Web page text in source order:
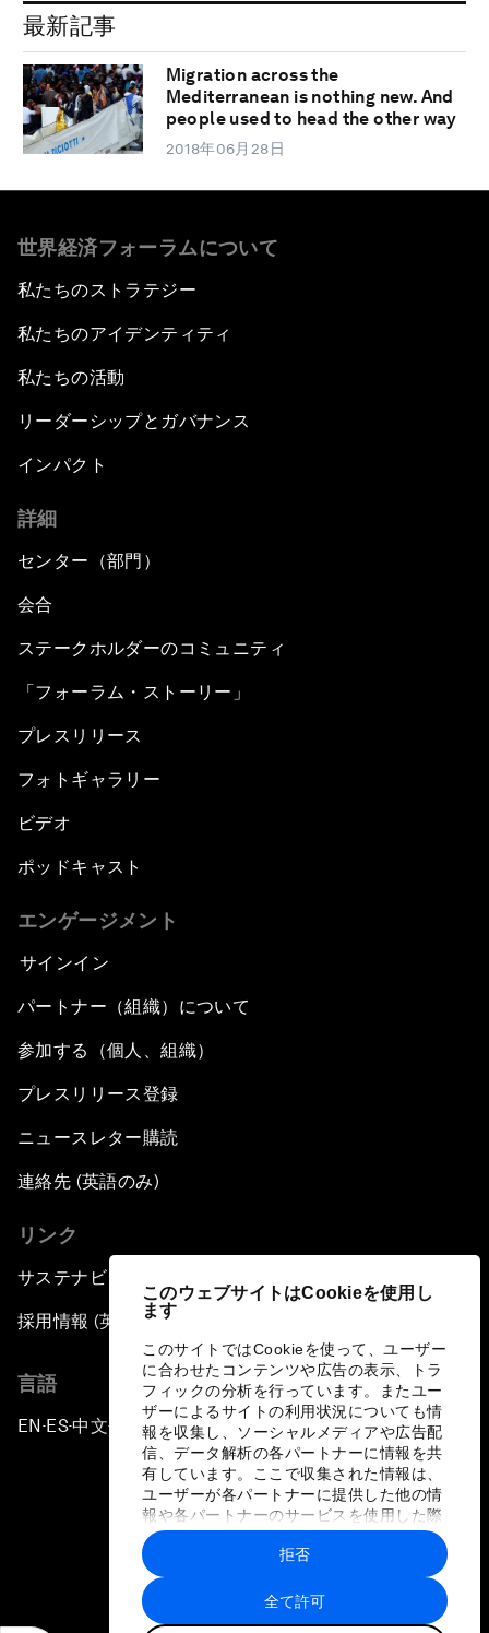
このウェブサイトはCookieを使用し
ます
このサイトではCookieを使って、ユーザー
に合わせたコンテンツや広告の表示、トラ
フィックの分析を行っています。またユー
ザーによるサイトの利用状況についても情
報を収集し、ソーシャルメディアや広告配
信、データ解析の各パートナーに情報を共
有しています。ここで収集された情報は、
ユーザーが各パートナーに提供した他の情
報や各パートナーのサービスを使用した際
に収集された情報と組み合わされ、各パー
トナーによって使用されることがありま
す。
全て許可
拒否
最新記事
Migration across the
Mediterranean is nothing new. And
people used to head the other way
2018年06月28日
世界経済フォーラムについて
私たちのストラテジー
私たちのアイデンティティ
私たちの活動
リーダーシップとガバナンス
インパクト
詳細
センター（部門）
会合
ステークホルダーのコミュニティ
「フォーラム・ストーリー」
プレスリリース
フォトギャラリー
ビデオ
ポッドキャスト
エンゲージメント
サインイン
パートナー（組織）について
参加する（個人、組織）
プレスリリース登録
ニュースレター購読
連絡先 (英語のみ)
リンク
サステナビリティへの取り組み
採用情報 (英語のみ)
言語
EN ▪ ES▪中文▪ 日本語
プライバシーポリシーと利用規約
サイトマップ